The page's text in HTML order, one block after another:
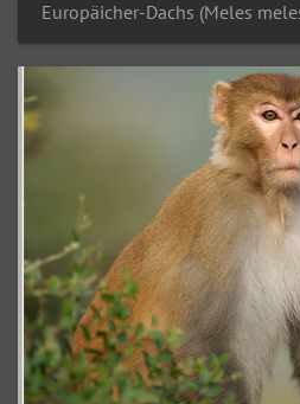
Europäicher-Dachs (Meles